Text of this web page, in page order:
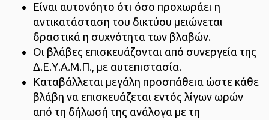
Είναι αυτονόητο ότι όσο προχωράει η
αντικατάσταση του δικτύου μειώνεται
δραστικά η συχνότητα των βλαβών.
Οι βλάβες επισκευάζονται από συνεργεία της
Δ.Ε.Υ.Α.Μ.Π., με αυτεπιστασία.
Καταβάλλεται μεγάλη προσπάθεια ώστε κάθε
βλάβη να επισκευάζεται εντός λίγων ωρών
από τη δήλωσή της ανάλογα με τη